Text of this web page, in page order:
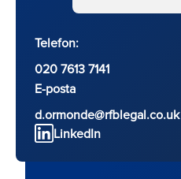
Telefon:
020 7613 7141
E-posta
d.ormonde@rfblegal.co.uk
LinkedIn